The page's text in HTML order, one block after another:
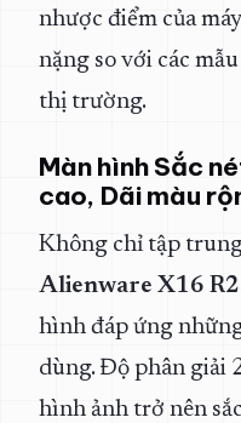
nhược điểm của
nặng so với các
thị trường.
Màn hình Sắc
cao, Dãi màu
Không chỉ tập
Alienware X16 R2
hình đáp ứng
dùng. Độ phân giải
hình ảnh trở nên